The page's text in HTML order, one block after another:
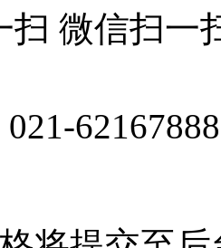
微信扫一
021-62167888